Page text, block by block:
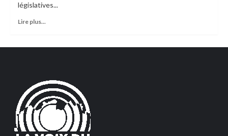
législatives...
Lire plus...